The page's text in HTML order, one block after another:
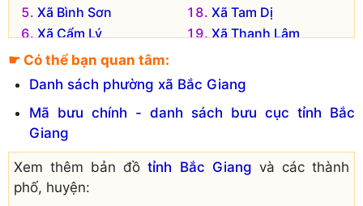
Xã Bình Sơn
Xã Cẩm Lý
Xã Chu Điện
Xã Cương Sơn
Xã Đan Hội
Xã Đông Hưng
Xã Đông Phú
Xã Huyền Sơn
Xã Tam Dị
Xã Thanh Lâm
Xã Trường Giang
Xã Trường Sơn
Xã Vô Tranh
Xã Yên Sơn
Đơn vị hành chính cũ hiện không còn tồn tại là:
☛ Có thể bạn quan tâm:
Danh sách phường xã Bắc Giang
Mã bưu chính - danh sách bưu cục tỉnh Bắc
Giang
Xem thêm bản đồtỉnh Bắc Giang và các thành
phố, huyện: